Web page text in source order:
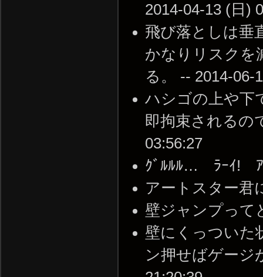
2014-04-13 (日)
飛び落としは垂
かなりリスクを
る。 -- 2014-06-
ハシゴの上や下
即拘束されるの
03:56:27
ｸﾞﾙﾙﾙ… ﾗｰｲ! ｱｳ
アートスター君
壁ジャンプって
壁にくっついた
ン押せばゲージ